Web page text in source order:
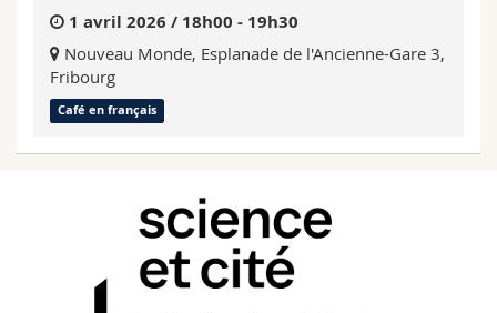
1 avril 2026 / 18h00 - 19h30
Nouveau Monde, Esplanade de l'Ancienne-Gare 3,
Fribourg
Café en français